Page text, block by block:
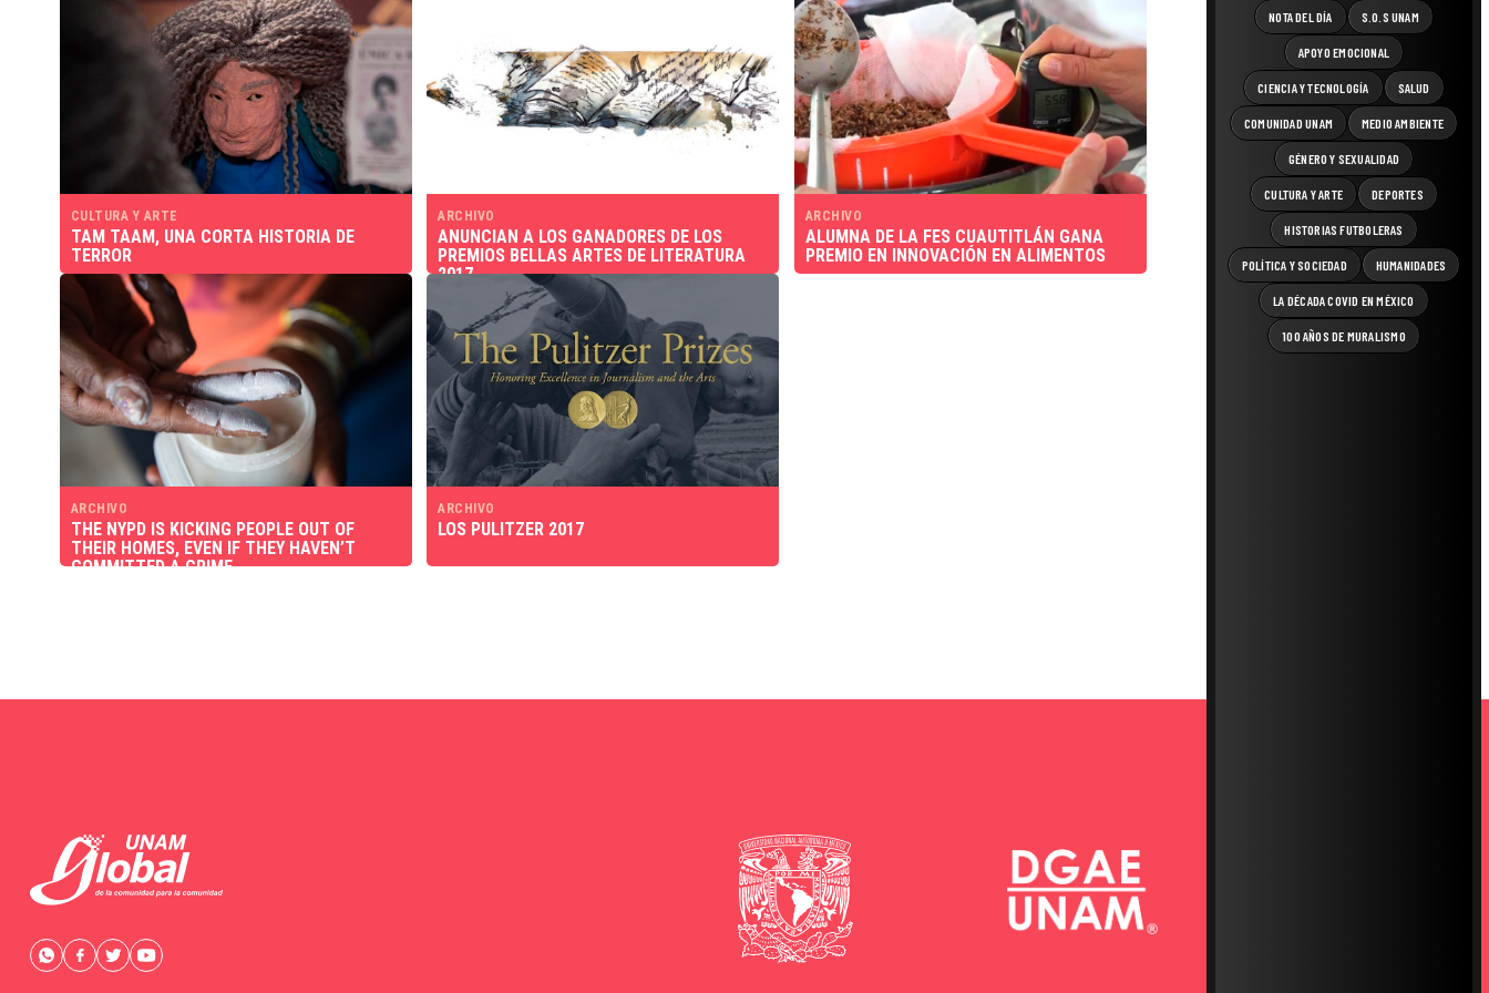
NOTA DEL DÍA S.O.S UNAM
APOYO EMOCIONAL
CIENCIA Y TECNOLOGÍA SALUD
COMUNIDAD UNAM MEDIO AMBIENTE
GÉNERO Y SEXUALIDAD
CULTURA Y ARTE DEPORTES
HISTORIAS FUTBOLERAS
POLÍTICA Y SOCIEDAD HUMANIDADES
LA DÉCADA COVID EN MÉXICO
100 AÑOS DE MURALISMO
CULTURA Y ARTE
TAM TAAM, UNA CORTA HISTORIA DE
TERROR
ARCHIVO
ANUNCIAN A LOS GANADORES DE LOS
PREMIOS BELLAS ARTES DE LITERATURA
2017
ARCHIVO
ALUMNA DE LA FES CUAUTITLÁN GANA
PREMIO EN INNOVACIÓN EN ALIMENTOS
ARCHIVO
THE NYPD IS KICKING PEOPLE OUT OF
THEIR HOMES, EVEN IF THEY HAVEN’T
COMMITTED A CRIME
ARCHIVO
LOS PULITZER 2017